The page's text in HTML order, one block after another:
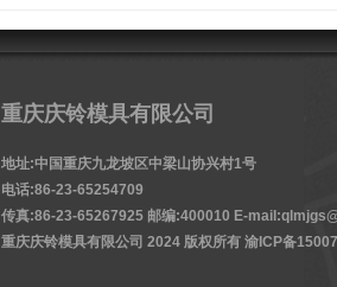
重庆庆铃模具有限公司
地址:中国重庆九龙坡区中梁山协兴村1号
电话:86-23-65254709
传真:86-23-65267925 邮编:400010 E-
重庆庆铃模具有限公司 2024 版权所有 渝ICP备